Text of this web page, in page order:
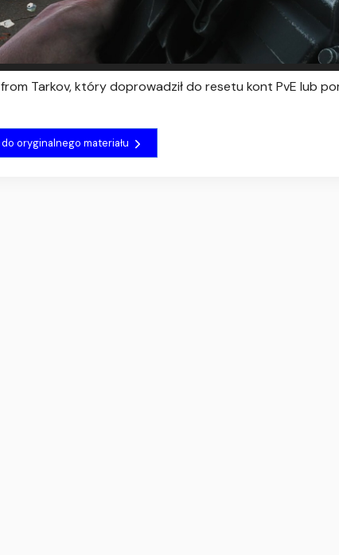
Tarkov, który doprowadził do resetu kont PvE lub
do oryginalnego materiału